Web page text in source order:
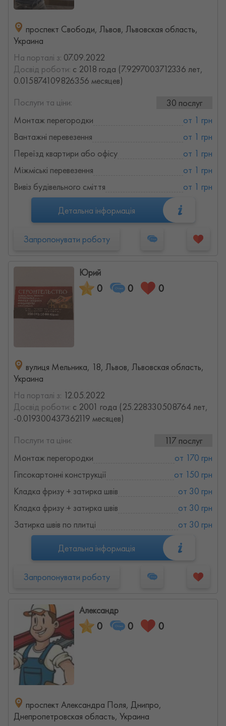
проспект Свободи, Львов, Львовская область,
Украина
На порталі з: 07.09.2022
Досвід роботи: с 2018 года (7.9297003712336 лет,
0.015874109826356 месяцев)
Послуги та ціни:
30 послуг
Монтаж перегородки
от 1 грн
Вантажні перевезення
от 1 грн
Переїзд квартири або офісу
от 1 грн
Міжміські перевезення
от 1 грн
Вивіз будівельного сміття
от 1 грн
Детальна інформація
Запропонувати роботу
Юрий
0 0 0
вулиця Мельника, 18, Львов, Львовская область,
Украина
На порталі з: 12.05.2022
Досвід роботи: с 2001 года (25.228330508764 лет,
-0.019300437362119 месяцев)
Послуги та ціни:
117 послуг
Монтаж перегородки
от 170 грн
Гіпсокартонні конструкції
от 150 грн
Кладка фризу + затирка швів
от 30 грн
Кладка фризу + затирка швів
от 30 грн
Затирка швів по плитці
от 30 грн
Детальна інформація
Запропонувати роботу
Александр
0 0 0
проспект Александра Поля, Днипро,
Днепропетровская область, Украина